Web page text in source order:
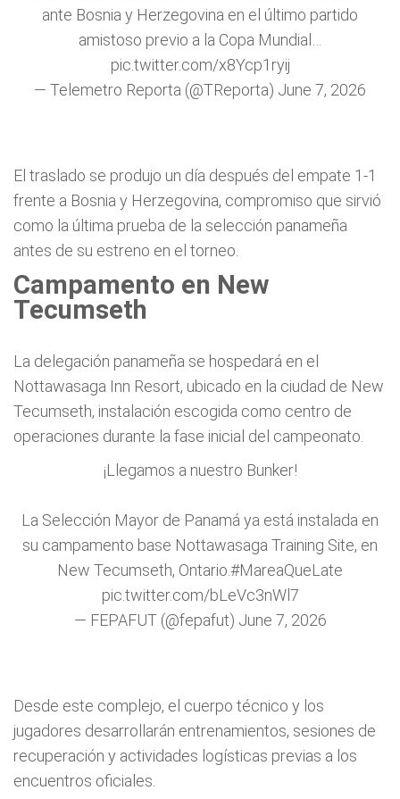
ante Bosnia y Herzegovina en el último partido
amistoso previo a la Copa Mundial…
pic.twitter.com/x8Ycp1ryij
— Telemetro Reporta (@TReporta) June 7, 2026
El traslado se produjo un día después del empate 1-1
frente a Bosnia y Herzegovina, compromiso que sirvió
como la última prueba de la selección panameña
antes de su estreno en el torneo.
Campamento en New
Tecumseth
La delegación panameña se hospedará en el
Nottawasaga Inn Resort, ubicado en la ciudad de New
Tecumseth, instalación escogida como centro de
operaciones durante la fase inicial del campeonato.
¡Llegamos a nuestro Bunker!
La Selección Mayor de Panamá ya está instalada en
su campamento base Nottawasaga Training Site, en
New Tecumseth, Ontario.#MareaQueLate
pic.twitter.com/bLeVc3nWl7
— FEPAFUT (@fepafut) June 7, 2026
Desde este complejo, el cuerpo técnico y los
jugadores desarrollarán entrenamientos, sesiones de
recuperación y actividades logísticas previas a los
encuentros oficiales.